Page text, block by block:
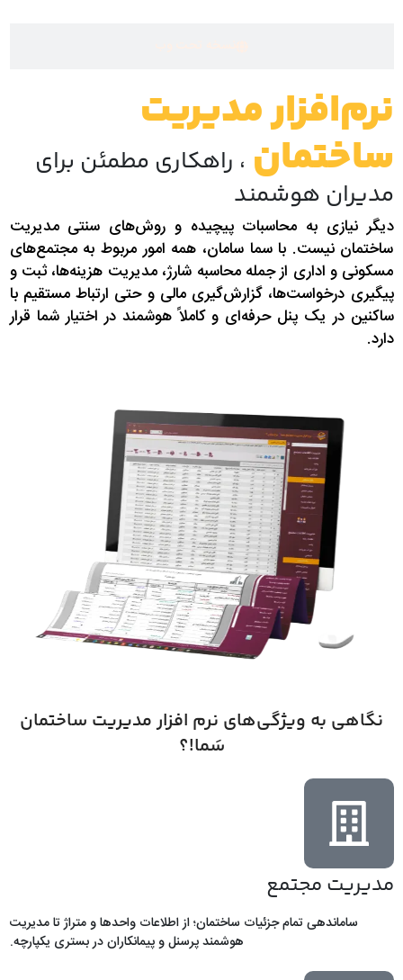
نرم‌افزار مدیریت
ساختمان ، راهکاری مطمئن برای
مدیران هوشمند
دیگر نیازی به محاسبات پیچیده و روش‌های سنتی مدیریت
ساختمان نیست. با سما سامان، همه امور مربوط به مجتمع‌های
مسکونی و اداری از جمله محاسبه شارژ، مدیریت هزینه‌ها، ثبت و
پیگیری درخواست‌ها، گزارش‌گیری مالی و حتی ارتباط مستقیم با
ساکنین در یک پنل حرفه‌ای و کاملاً هوشمند در اختیار شما قرار
دارد.
نگاهی به ویژگی‌های نرم افزار مدیریت ساختمان
سَما!؟
مدیریت مجتمع
ساماندهی تمام جزئیات ساختمان؛ از اطلاعات واحدها و متراژ تا مدیریت
هوشمند پرسنل و پیمانکاران در بستری یکپارچه.